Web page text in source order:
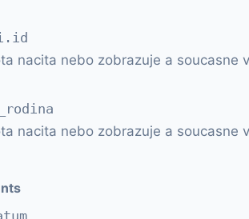
nacita nebo zobrazuje a soucasne
nacita nebo zobrazuje a soucasne